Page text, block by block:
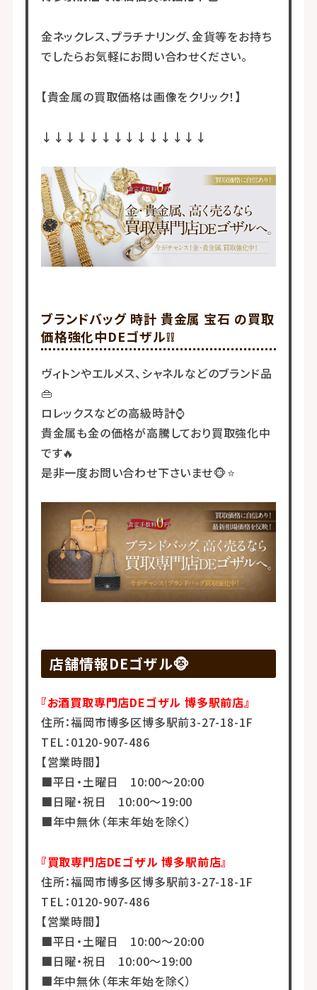
金ネックレス、プラチナリング、金貨等をお持ち
でしたらお気軽にお問い合わせください。
【貴金属の買取価格は画像をクリック！】
↓↓↓↓↓↓↓↓↓↓↓↓↓↓
ブランドバッグ 時計 貴金属 宝石 の買取
価格強化中DEゴザル❕❕
ヴィトンやエルメス、シャネルなどのブランド品
👜
ロレックスなどの高級時計⌚
貴金属も金の価格が高騰しており買取強化中
です🔥
是非一度お問い合わせ下さいませ🐵⭐
店舗情報DEゴザル🐵
『お酒買取専門店DEゴザル 博多駅前店』
住所：福岡市博多区博多駅前3-27-18-1F
TEL：0120-907-486
【営業時間】
■平日・土曜日 10:00～20:00
■日曜・祝日 10:00～19:00
■年中無休（年末年始を除く）
『買取専門店DEゴザル 博多駅前店』
住所：福岡市博多区博多駅前3-27-18-1F
TEL：0120-907-486
【営業時間】
■平日・土曜日 10:00～20:00
■日曜・祝日 10:00～19:00
■年中無休（年末年始を除く）